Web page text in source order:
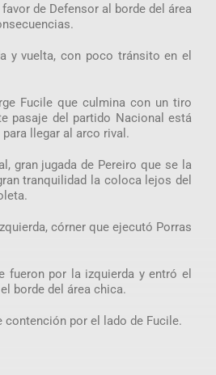
de Defensor al borde del área
y vuelta, con poco tránsito en el
Fucile que culmina con un tiro
pasaje del partido Nacional está
llegar al arco rival.
gran jugada de Pereiro que se la
tranquilidad la coloca lejos del
córner que ejecutó Porras
fueron por la izquierda y entró el
borde del área chica.
contención por el lado de Fucile.